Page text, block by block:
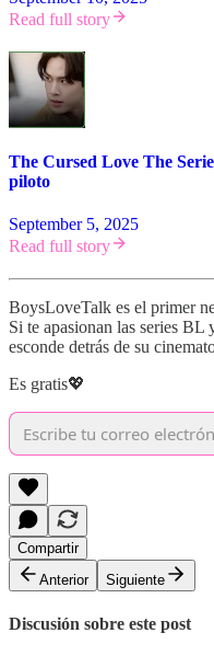
Read full story
The Cursed Love The
piloto
September 5, 2025
Read full story
BoysLoveTalk es el primer
Si te apasionan las series
esconde detrás de su
Es gratis💖
Compartir
Anterior
Siguiente
Discusión sobre este post